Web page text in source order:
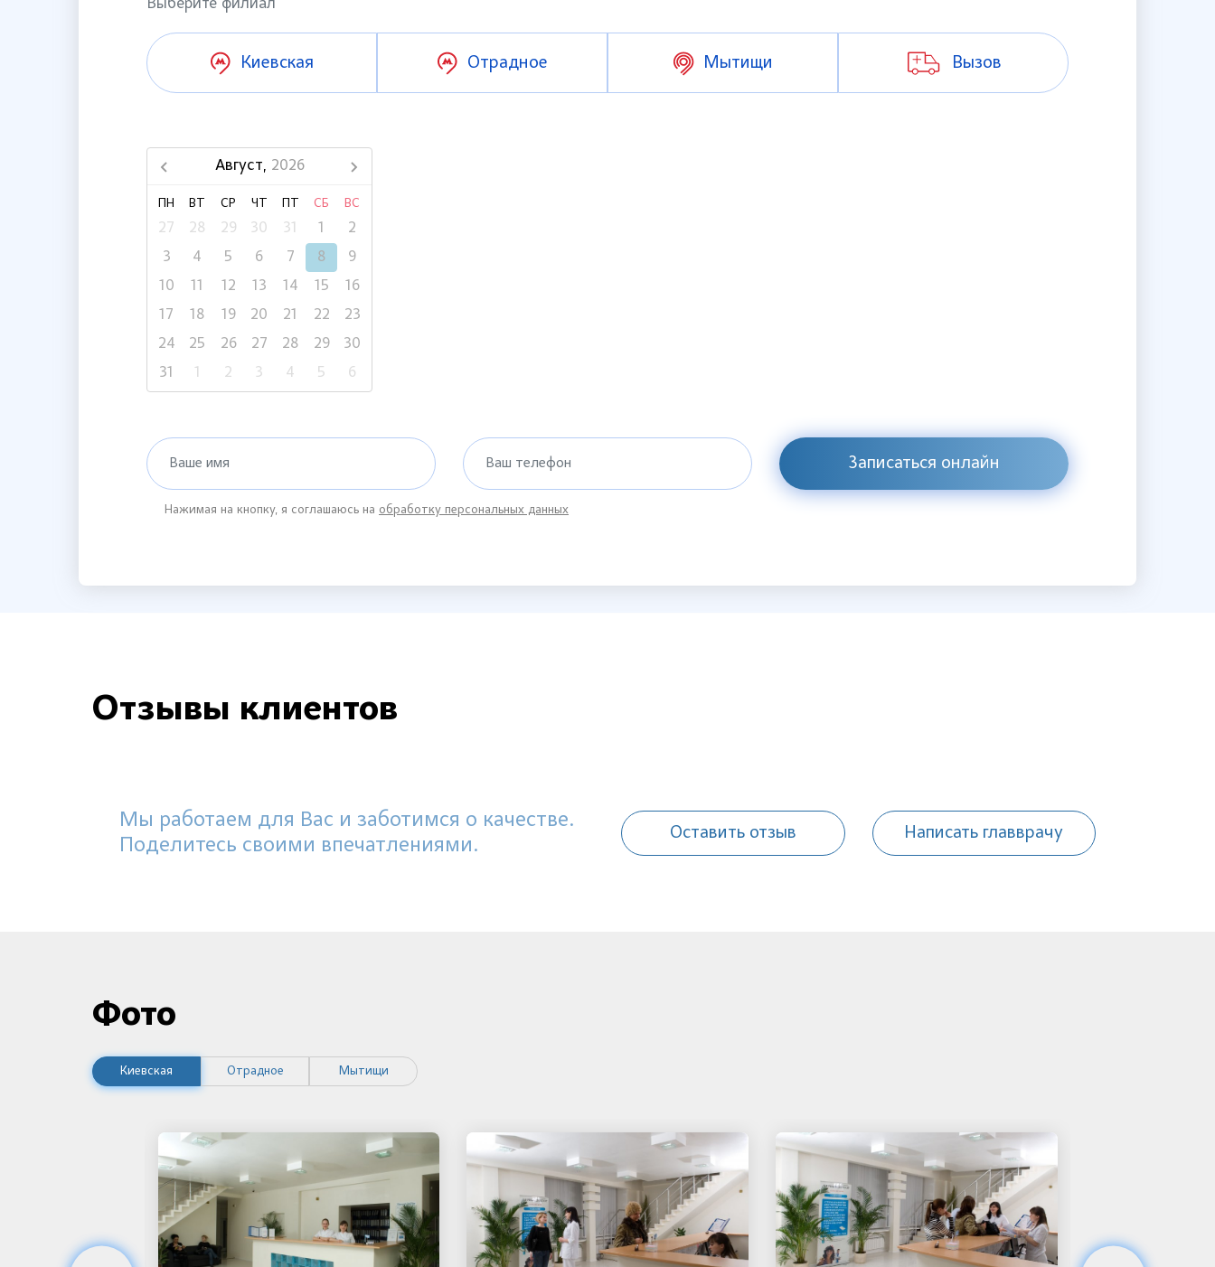
Выберите филиал
Киевская Отрадное Мытищи Вызов
Август, 2026
ПН ВТ СР ЧТ ПТ СБ ВС
27 28 29 30 31 1
2
3
4 5 6 7 8
9
10
11 12 13 14 15
16
17
18 19 20 21 22
23
24
25 26 27 28 29
30
31
1 2 3 4 5 6
Ваше имя Ваш телефон Записаться онлайн
Нажимая на кнопку, я соглашаюсь на обработку персональных данных
Отзывы клиентов
Мы работаем для Вас и заботимся о качестве.
Поделитесь своими впечатлениями.
Оставить отзыв Написать главврачу
Фото
Киевская Отрадное Мытищи